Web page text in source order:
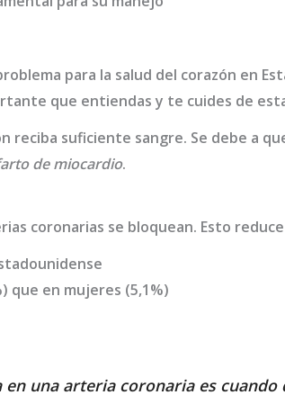
para la salud del corazón en
que entiendas y te cuides de
reciba suficiente sangre. Se debe a
de miocardio.
coronarias se bloquean. Esto
que en mujeres (5,1%)
una arteria coronaria es cuando